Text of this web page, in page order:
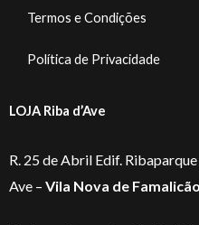
Termos e Condições
Política de Privacidade
LOJA Riba d’Ave
R. 25 de Abril Edif.
Ave – Vila Nova de Famalicão